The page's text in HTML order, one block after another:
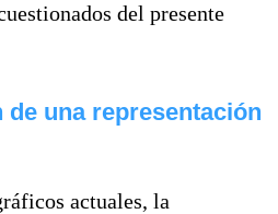
del presente
una representación
actuales, la